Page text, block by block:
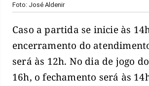
Foto: José Aldenir
Caso a partida se inicie às
encerramento do
será às 12h. No dia de jogo
16h, o fechamento será às